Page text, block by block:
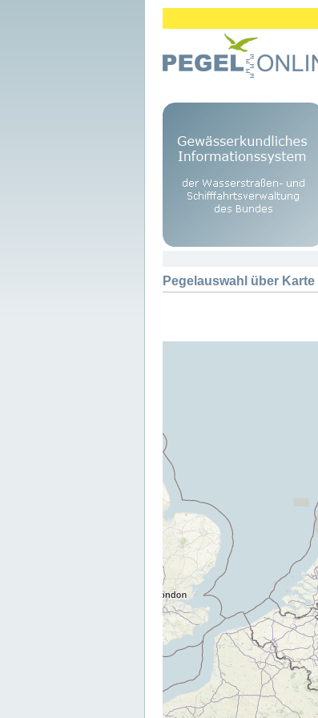
Pegelauswahl über Karte